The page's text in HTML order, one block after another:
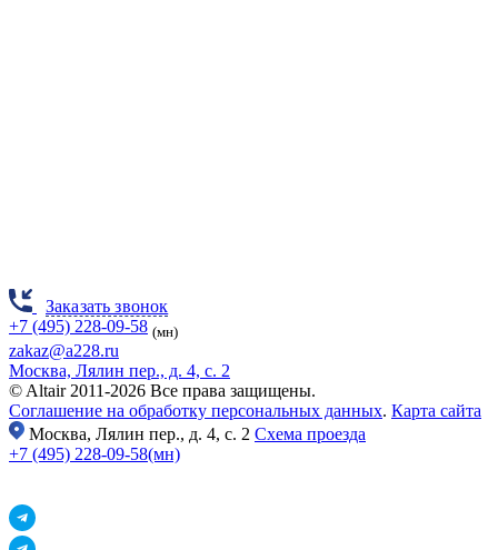
Заказать звонок
+7 (495) 228-09-58 (мн)
zakaz@a228.ru
Москва, Лялин пер., д. 4, с. 2
© Altair 2011-2026 Все права защищены.
Соглашение на обработку персональных данных. Карта сайта
Москва, Лялин пер., д. 4, с. 2 Схема проезда
+7 (495) 228-09-58(мн)